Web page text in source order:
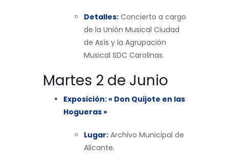
Detalles: Concierto a cargo
de la Unión Musical Ciudad
de Asís y la Agrupación
Musical SDC Carolinas.
Martes 2 de Junio
Exposición: « Don Quijote en las
Hogueras »
Lugar: Archivo Municipal de
Alicante.